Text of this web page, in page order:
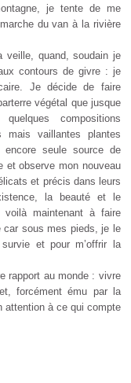
je tente de me
du van à la rivière
veille, quand, soudain je
contours de givre : je
Je décide de faire
végétal que jusque
compositions
mais vaillantes plantes
seule source de
et observe mon nouveau
et précis dans leurs
la beauté et le
maintenant à faire
car sous mes pieds, je le
et pour m’offrir la
rapport au monde : vivre
forcément ému par la
attention à ce qui compte